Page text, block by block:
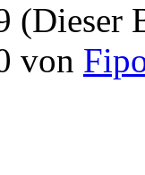
(Dieser
von